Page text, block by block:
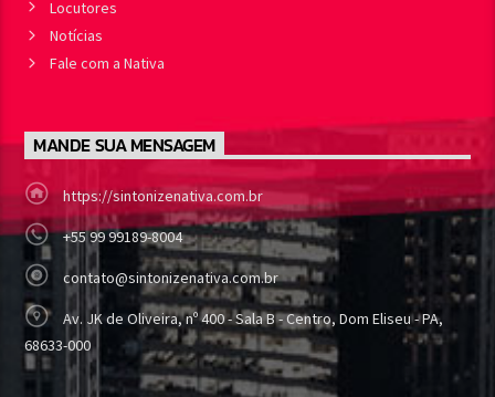
Locutores
Notícias
Fale com a Nativa
MANDE SUA MENSAGEM
https://sintonizenativa.com.br
+55 99 99189-8004
contato@sintonizenativa.com.br
Av. JK de Oliveira, nº 400 - Sala B - Centro, Dom Eliseu - PA,
68633-000